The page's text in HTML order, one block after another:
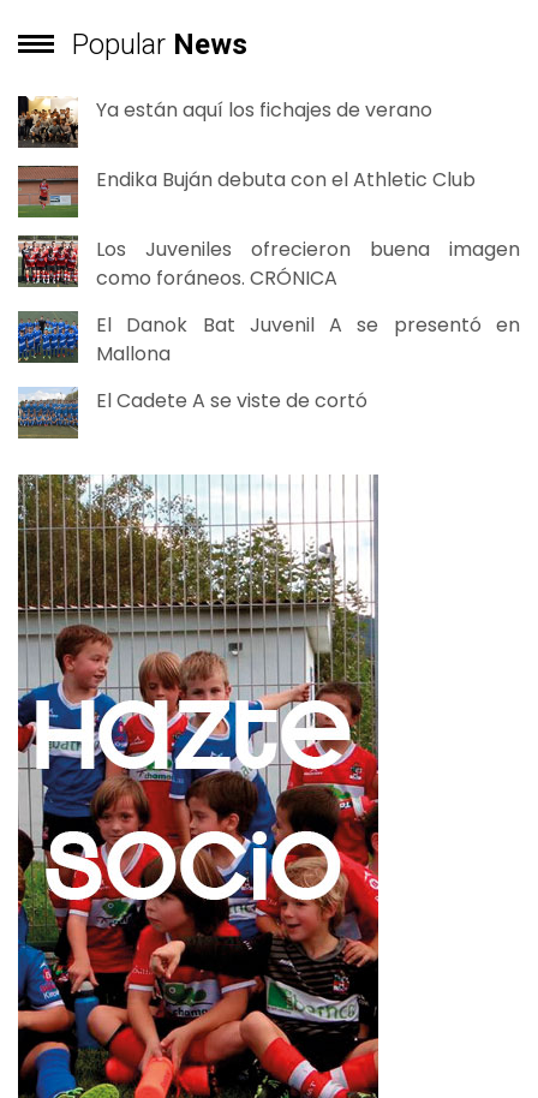
Popular News
Ya están aquí los fichajes de verano
Endika Buján debuta con el Athletic Club
Los Juveniles ofrecieron buena imagen
como foráneos. CRÓNICA
El Danok Bat Juvenil A se presentó en
Mallona
El Cadete A se viste de cortó